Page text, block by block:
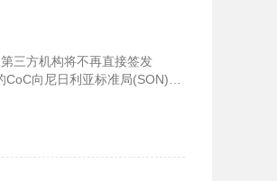
三方机构将不再直接签发
向尼日利亚标准局(SON)申